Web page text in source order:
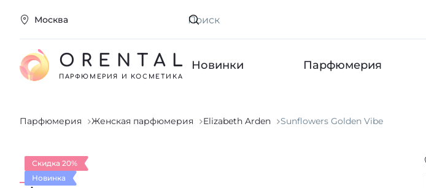
Москва Искать
ORENTAL
ПАРФЮМЕРИЯ И КОСМЕТИКА
Новинки Парфюмерия
Парфюмерия Женская парфюмерия Elizabeth Arden Sunflowers Golden Vibe
Скидка 20%
Новинка